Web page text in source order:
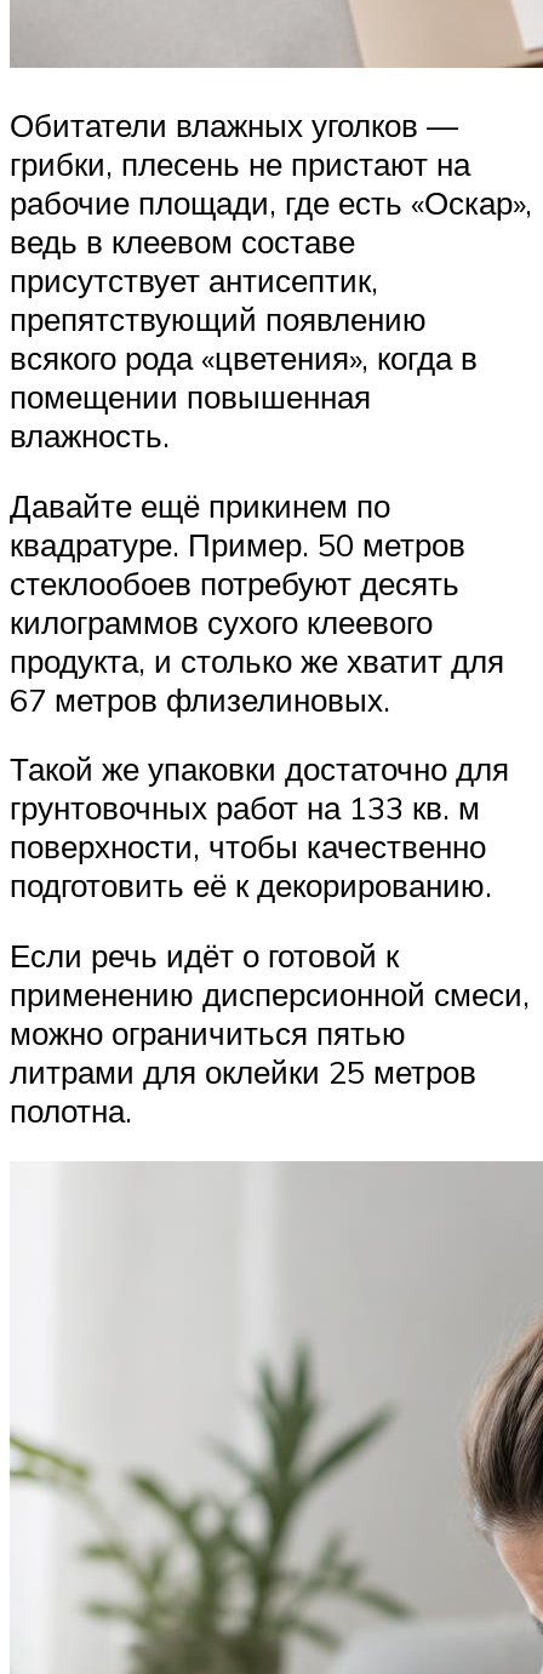
Обитатели влажных уголков —
грибки, плесень не пристают на
рабочие площади, где есть «Оскар»,
ведь в клеевом составе
присутствует антисептик,
препятствующий появлению
всякого рода «цветения», когда в
помещении повышенная
влажность.
Давайте ещё прикинем по
квадратуре. Пример. 50 метров
стеклообоев потребуют десять
килограммов сухого клеевого
продукта, и столько же хватит для
67 метров флизелиновых.
Такой же упаковки достаточно для
грунтовочных работ на 133 кв. м
поверхности, чтобы качественно
подготовить её к декорированию.
Если речь идёт о готовой к
применению дисперсионной смеси,
можно ограничиться пятью
литрами для оклейки 25 метров
полотна.